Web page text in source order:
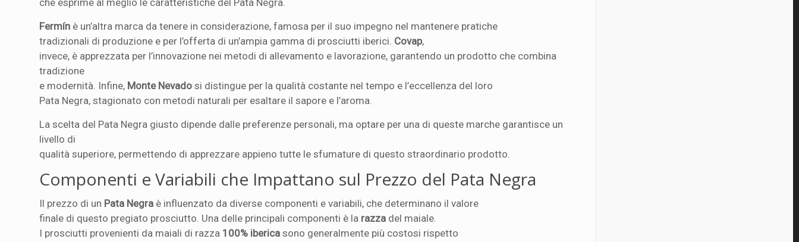
che esprime al meglio le caratteristiche del Pata Negra.
Fermín è un’altra marca da tenere in considerazione, famosa per il suo impegno nel mantenere pratiche
tradizionali di produzione e per l’offerta di un’ampia gamma di prosciutti iberici. Covap,
invece, è apprezzata per l’innovazione nei metodi di allevamento e lavorazione, garantendo un prodotto che combina
tradizione
e modernità. Infine, Monte Nevado si distingue per la qualità costante nel tempo e l’eccellenza del loro
Pata Negra, stagionato con metodi naturali per esaltare il sapore e l’aroma.
La scelta del Pata Negra giusto dipende dalle preferenze personali, ma optare per una di queste marche garantisce un
livello di
qualità superiore, permettendo di apprezzare appieno tutte le sfumature di questo straordinario prodotto.
Componenti e Variabili che Impattano sul Prezzo del Pata Negra
Il prezzo di un Pata Negra è influenzato da diverse componenti e variabili, che determinano il valore
finale di questo pregiato prosciutto. Una delle principali componenti è la razza del maiale.
I prosciutti provenienti da maiali di razza 100% iberica sono generalmente più costosi rispetto